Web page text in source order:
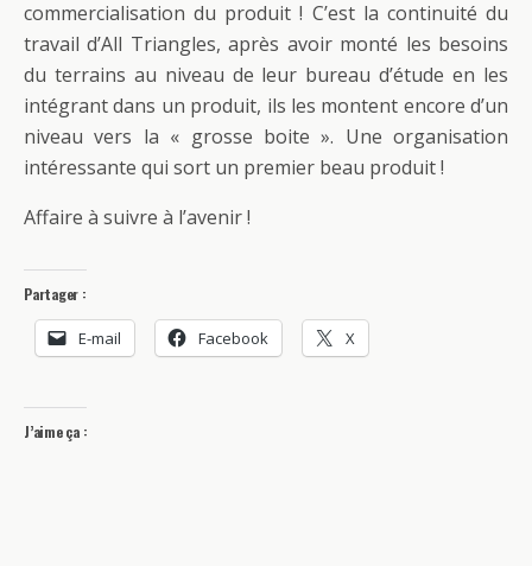
commercialisation du produit ! C’est la continuité du
travail d’All Triangles, après avoir monté les besoins
du terrains au niveau de leur bureau d’étude en les
intégrant dans un produit, ils les montent encore d’un
niveau vers la « grosse boite ». Une organisation
intéressante qui sort un premier beau produit !
Affaire à suivre à l’avenir !
Partager :
E-mail Facebook X
J’aime ça :